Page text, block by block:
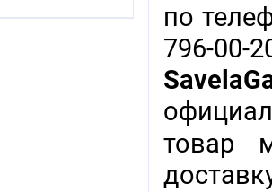
по
796-00-
товар